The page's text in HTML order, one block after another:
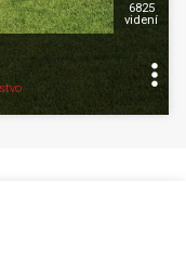
6825
videní